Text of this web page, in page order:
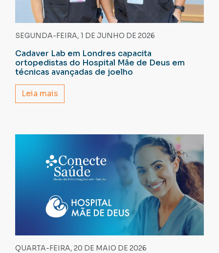
SEGUNDA-FEIRA, 1 DE JUNHO DE 2026
Cadaver Lab em Londres capacita
ortopedistas do Hospital Mãe de Deus em
técnicas avançadas de joelho
Leia mais
QUARTA-FEIRA, 20 DE MAIO DE 2026